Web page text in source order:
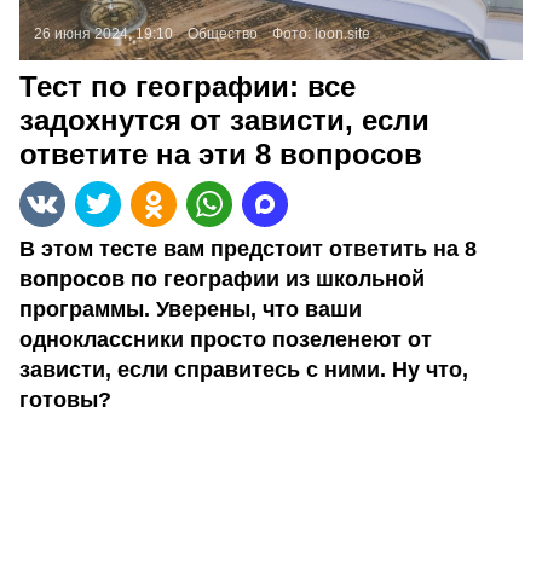
26 июня 2024, 19:10 Общество Фото:loon.site
Тест по географии: все
задохнутся от зависти, если
ответите на эти 8 вопросов
В этом тесте вам предстоит ответить на 8
вопросов по географии из школьной
программы. Уверены, что ваши
одноклассники просто позеленеют от
зависти, если справитесь с ними. Ну что,
готовы?